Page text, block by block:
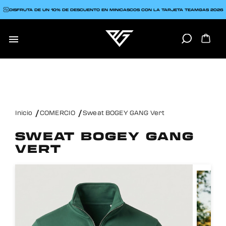

DISFRUTA DE UN 10% DE DESCUENTO EN MINICASCOS CON LA TARJETA TEAMGAS 2026
Inicio COMERCIO Sweat BOGEY GANG Vert
SWEAT BOGEY GANG
VERT